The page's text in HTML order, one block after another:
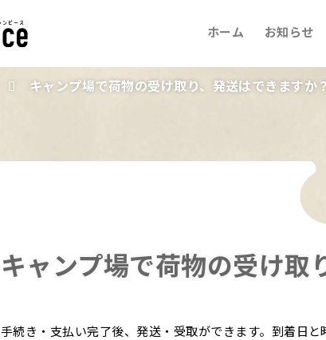
ホーム お知らせ
キャンプ場で荷物の受け取り、発送はできますか？
キャンプ場で荷物の受け取
手続き・支払い完了後、発送・受取ができます。到着日と